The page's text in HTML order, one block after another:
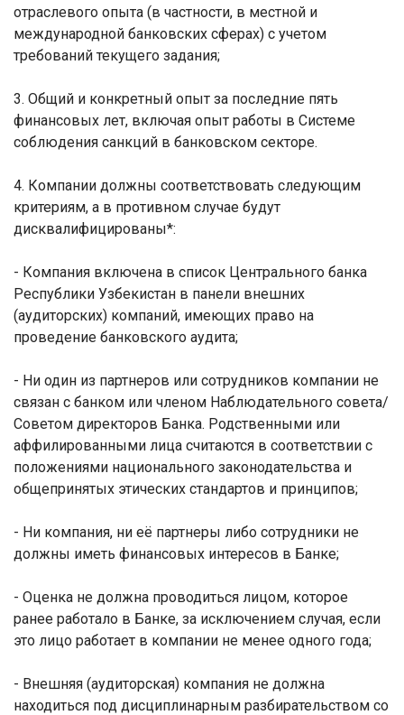
отраслевого опыта (в частности, в местной и
международной банковских сферах) с учетом
требований текущего задания;
3. Общий и конкретный опыт за последние пять
финансовых лет, включая опыт работы в Системе
соблюдения санкций в банковском секторе.
4. Компании должны соответствовать следующим
критериям, а в противном случае будут
дисквалифицированы*:
- Компания включена в список Центрального банка
Республики Узбекистан в панели внешних
(аудиторских) компаний, имеющих право на
проведение банковского аудита;
- Ни один из партнеров или сотрудников компании не
связан с банком или членом Наблюдательного совета/
Советом директоров Банка. Родственными или
аффилированными лица считаются в соответствии с
положениями национального законодательства и
общепринятых этических стандартов и принципов;
- Ни компания, ни её партнеры либо сотрудники не
должны иметь финансовых интересов в Банке;
- Оценка не должна проводиться лицом, которое
ранее работало в Банке, за исключением случая, если
это лицо работает в компании не менее одного года;
- Внешняя (аудиторская) компания не должна
находиться под дисциплинарным разбирательством со